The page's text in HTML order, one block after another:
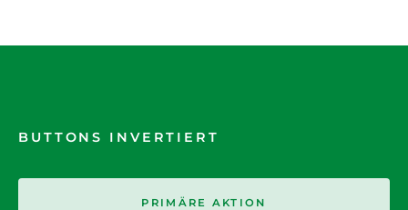
BUTTONS INVERTIERT
PRIMÄRE AKTION